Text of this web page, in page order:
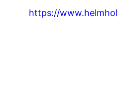
https://